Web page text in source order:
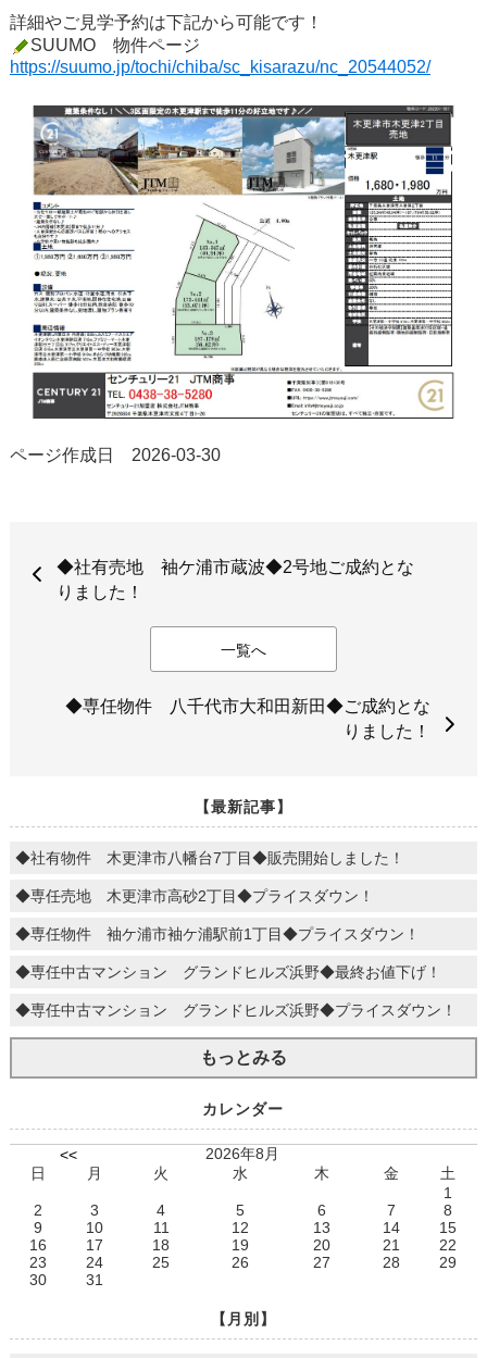
詳細やご見学予約は下記から可能です！
SUUMO 物件ページ
https://suumo.jp/tochi/chiba/sc_kisarazu/nc_20544052/
ページ作成日 2026-03-30
◆社有売地 袖ケ浦市蔵波◆2号地ご成約とな
りました！
一覧へ
◆専任物件 八千代市大和田新田◆ご成約とな
りました！
【最新記事】
◆社有物件 木更津市八幡台7丁目◆販売開始しました！
◆専任売地 木更津市高砂2丁目◆プライスダウン！
◆専任物件 袖ケ浦市袖ケ浦駅前1丁目◆プライスダウン！
◆専任中古マンション グランドヒルズ浜野◆最終お値下げ！
◆専任中古マンション グランドヒルズ浜野◆プライスダウン！
もっとみる
カレンダー
<<
2026年8月
日
月 火 水 木 金
土
1
2
3 4 5 6 7
8
9
10 11 12 13 14
15
16
17 18 19 20 21
22
23
24 25 26 27 28
29
30
31
【月別】